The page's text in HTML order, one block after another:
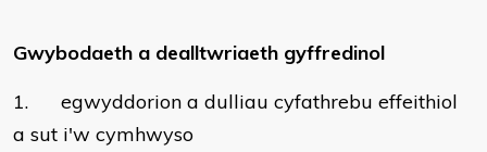
Gwybodaeth a dealltwriaeth gyffredinol
1. egwyddorion a dulliau cyfathrebu effeithiol
a sut i'w cymhwyso